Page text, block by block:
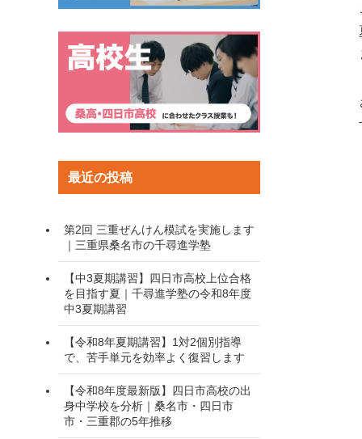
最近の投稿
第2回 三重ぜんけん模試を実施します
｜三重県桑名市の千尋進学塾
【中3夏期講習】四日市高校上位合格
を目指す夏｜千尋進学塾の令和8年度
中3夏期講習
【令和8年夏期講習】1対2個別指導
で、苦手単元を効率よく復習します
【令和8年度最新版】四日市高校の出
身中学校を分析｜桑名市・四日市
市・三重郡の5年推移